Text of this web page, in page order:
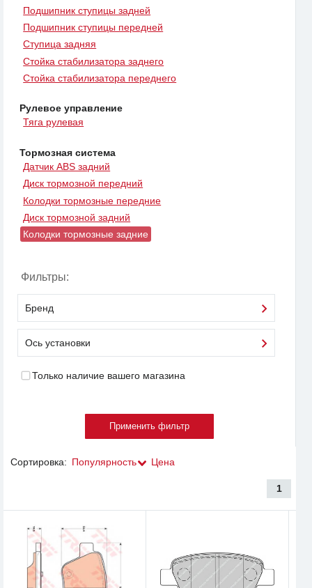
Подшипник ступицы задней
Подшипник ступицы передней
Ступица задняя
Стойка стабилизатора заднего
Стойка стабилизатора переднего
Рулевое управление
Тяга рулевая
Тормозная система
Датчик ABS задний
Диск тормозной передний
Колодки тормозные передние
Диск тормозной задний
Колодки тормозные задние
Фильтры:
Бренд
Ось установки
Только наличие вашего магазина
Сортировка: Популярность Цена
1